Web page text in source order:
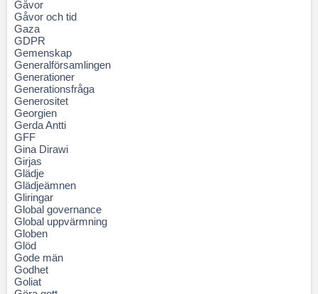
Gåvor
Gåvor och tid
Gaza
GDPR
Gemenskap
Generalförsamlingen
Generationer
Generationsfråga
Generositet
Georgien
Gerda Antti
GFF
Gina Dirawi
Girjas
Glädje
Glädjeämnen
Gliringar
Global governance
Global uppvärmning
Globen
Glöd
Gode män
Godhet
Goliat